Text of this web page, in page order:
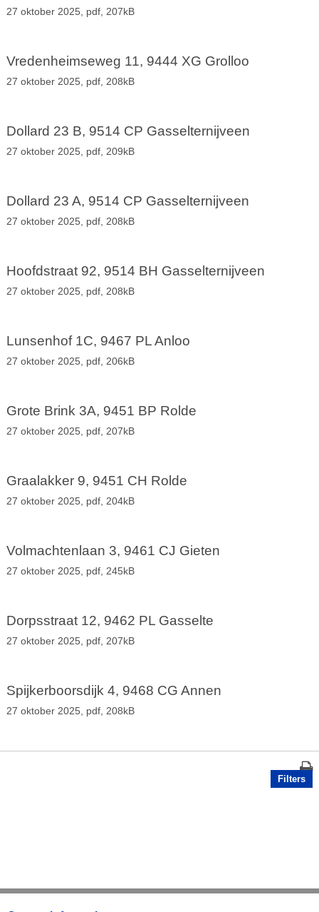
27 oktober 2025, pdf, 207kB
Vredenheimseweg 11, 9444 XG Grolloo
27 oktober 2025, pdf, 208kB
Dollard 23 B, 9514 CP Gasselternijveen
27 oktober 2025, pdf, 209kB
Dollard 23 A, 9514 CP Gasselternijveen
27 oktober 2025, pdf, 208kB
Hoofdstraat 92, 9514 BH Gasselternijveen
27 oktober 2025, pdf, 208kB
Lunsenhof 1C, 9467 PL Anloo
27 oktober 2025, pdf, 206kB
Grote Brink 3A, 9451 BP Rolde
27 oktober 2025, pdf, 207kB
Graalakker 9, 9451 CH Rolde
27 oktober 2025, pdf, 204kB
Volmachtenlaan 3, 9461 CJ Gieten
27 oktober 2025, pdf, 245kB
Dorpsstraat 12, 9462 PL Gasselte
27 oktober 2025, pdf, 207kB
Spijkerboorsdijk 4, 9468 CG Annen
27 oktober 2025, pdf, 208kB
Filters